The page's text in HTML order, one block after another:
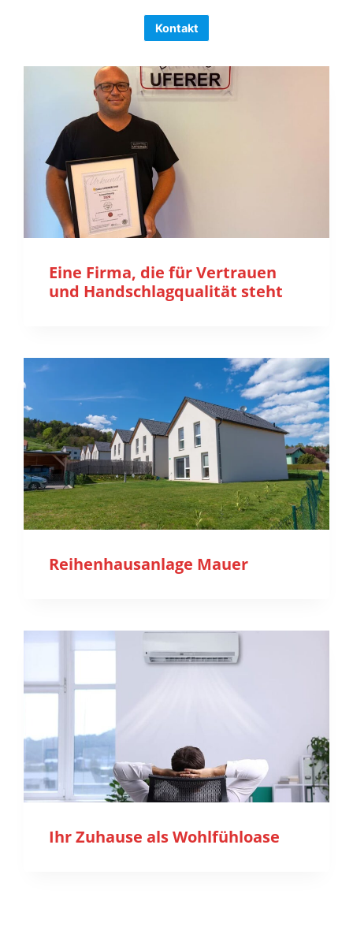
Kontakt
Eine Firma, die für Vertrauen
und Handschlagqualität steht
Reihenhausanlage Mauer
Ihr Zuhause als Wohlfühloase